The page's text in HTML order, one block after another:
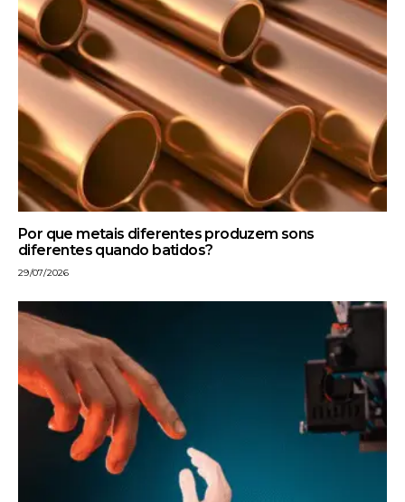
Por que metais diferentes produzem sons
diferentes quando batidos?
29/07/2026